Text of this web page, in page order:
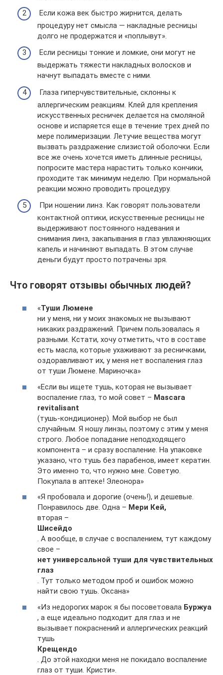
Если кожа век быстро жирнится, делать
процедуру нет смысла — накладные ресницы
долго не продержатся и «поплывут».
Если ресницы тонкие и ломкие, они могут не
выдержать тяжести накладных волосков и
начнут выпадать вместе с ними.
Глаза гиперчувствительные, склонны к
аллергическим реакциям. Клей для крепления
искусственных ресничек делается на смоляной
основе и испаряется еще в течение трех дней по
мере полимеризации. Летучие вещества могут
вызвать раздражение слизистой оболочки. Если
все же очень хочется иметь длинные ресницы,
попросите мастера нарастить только кончики,
проходите так минимум неделю. При нормальной
реакции можно проводить процедуру.
При ношении линз. Как говорят пользователи
контактной оптики, искусственные ресницы не
выдерживают постоянного надевания и
снимания линз, закапывания в глаз увлажняющих
капель и начинают выпадать. В этом случае
деньги будут просто потрачены зря.
Что говорят отзывы обычных людей?
«Туши Люмене
ни у меня, ни у моих знакомых не вызывают
никаких раздражений. Причем пользовалась я
разными. Кстати, хочу отметить, что в составе
есть масла, которые ухаживают за ресничками,
оздоравливают их, у меня нет воспаления глаз
от туши Люмене. Мариночка»
«Если вы ищете тушь, которая не вызывает
воспаление глаз, то мой совет – Mascara
revitalisant
(тушь-кондиционер). Мой выбор не был
случайным. Я ношу линзы, поэтому с этим у меня
строго. Любое попадание неподходящего
компонента – и сразу воспаление. На упаковке
указано, что тушь без парабенов, имеет кератин.
Это именно то, что нужно мне. Советую.
Покупала в аптеке! Элеонора»
«Я пробовала и дорогие (очень!), и дешевые.
Понравилось две. Одна – Мери Кей,
вторая –
Шисейдо
. А вообще, в случае с воспалением, тут каждому
свое –
нет универсальной туши для чувствительных
глаз
. Тут только методом проб и ошибок можно
найти свою тушь. Оксана»
«Из недорогих марок я бы посоветовала Буржуа
, а еще идеально подходит для глаз и не
вызывает покраснений и аллергических реакций
тушь
Крещендо
. До этой находки меня не покидало воспаление
глаз от туши. Кристи».